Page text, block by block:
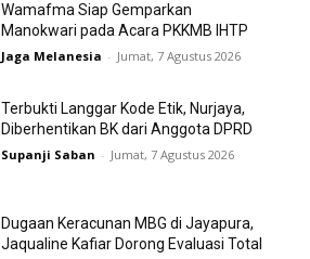
Wamafma Siap Gemparkan
Manokwari pada Acara PKKMB IHTP
Jaga Melanesia - Jumat, 7 Agustus 2026
Terbukti Langgar Kode Etik, Nurjaya,
Diberhentikan BK dari Anggota DPRD
Supanji Saban - Jumat, 7 Agustus 2026
Dugaan Keracunan MBG di Jayapura,
Jaqualine Kafiar Dorong Evaluasi Total